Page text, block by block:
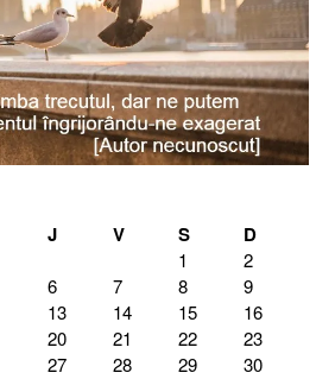
J V S D
1
2
6 7 8
9
13 14 15
16
20 21 22
23
27 28 29
30